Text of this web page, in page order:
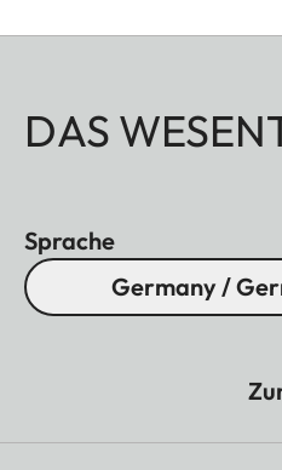
DAS
Sprache
Germany /